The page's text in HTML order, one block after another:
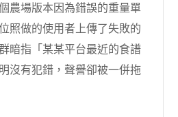
農場版本因為錯誤的重量單
照做的使用者上傳了失敗的
暗指「某某平台最近的食譜
沒有犯錯，聲譽卻被一併拖